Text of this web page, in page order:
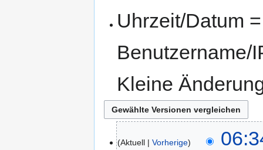
Uhrzeit/Datum
Benutzername/
Kleine
Aktuell Vorherige